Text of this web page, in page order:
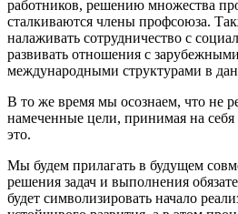
работников, решению множества
сталкиваются члены профсоюза.
налаживать сотрудничество с
развивать отношения с
международными структура­ми в
В то же время мы осознаем, что не
намеченные цели, принимая на себя
это.
Мы будем прилагать в будущем
решения задач и выполнения
будет символизировать начало